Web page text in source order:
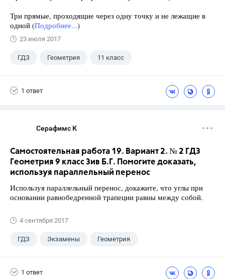
Три прямые, проходящие через одну точку и не лежащие в
одной (Подробнее...)
23 июля 2017
ГДЗ Геометрия 11 класс
1 ответ
Серафимс К
Самостоятельная работа 19. Вариант 2. № 2 ГДЗ
Геометрия 9 класс Зив Б.Г. Помогите доказать,
используя параллельный перенос
Используя параллельный перенос, докажите, что углы при
основании равнобедренной трапеции равны между собой.
4 сентября 2017
ГДЗ Экзамены Геометрия
1 ответ